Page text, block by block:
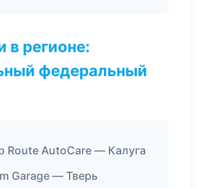
в регионе:
федеральный
Route AutoCare — Калуга
Garage — Тверь